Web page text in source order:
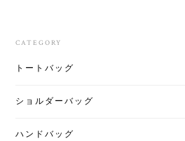
CATEGORY
トートバッグ
ショルダーバッグ
ハンドバッグ